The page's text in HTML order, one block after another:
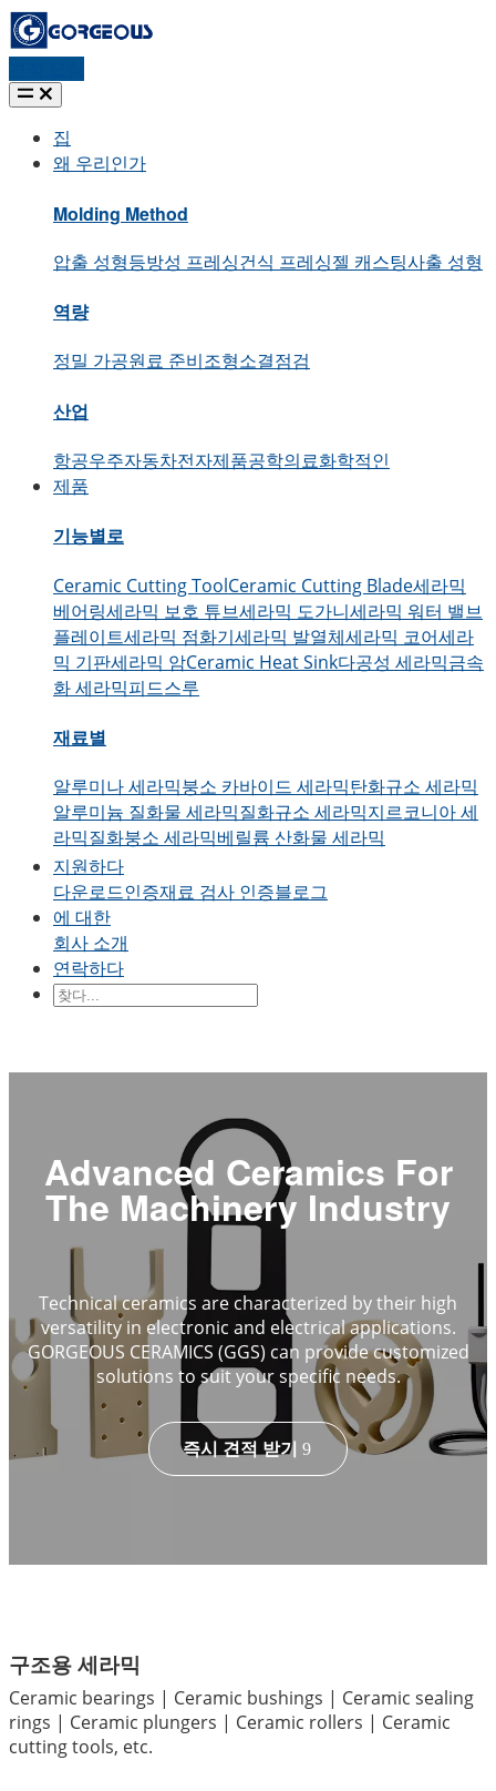
집
왜 우리인가
Molding Method
압출 성형등방성 프레싱건식 프레싱젤 캐스팅사출 성형
역량
정밀 가공원료 준비조형소결점검
산업
항공우주자동차전자제품공학의료화학적인
제품
기능별로
Ceramic Cutting ToolCeramic Cutting Blade세라믹
베어링세라믹 보호 튜브세라믹 도가니세라믹 워터 밸브
플레이트세라믹 점화기세라믹 발열체세라믹 코어세라
믹 기판세라믹 암Ceramic Heat Sink다공성 세라믹금속
화 세라믹피드스루
재료별
알루미나 세라믹붕소 카바이드 세라믹탄화규소 세라믹
알루미늄 질화물 세라믹질화규소 세라믹지르코니아 세
라믹질화붕소 세라믹베릴륨 산화물 세라믹
모양에 따라
Ceramic Blocks
브세라믹 보드
라믹 피스톤세라믹 샤프트세라믹 플런저
Electrical Engineering and Electronics
지원하다
다운로드인증재료 검사 인증블로그
에 대한
회사 소개
연락하다
Advanced Ceramics For
The Machinery Industry
Technical ceramics are characterized by their high
versatility in electronic and electrical applications.
GORGEOUS CERAMICS (GGS) can provide customized
solutions to suit your specific needs.
즉시 견적 받기
구조용 세라믹
Ceramic bearings | Ceramic bushings | Ceramic sealing
rings | Ceramic plungers | Ceramic rollers | Ceramic
cutting tools, etc.